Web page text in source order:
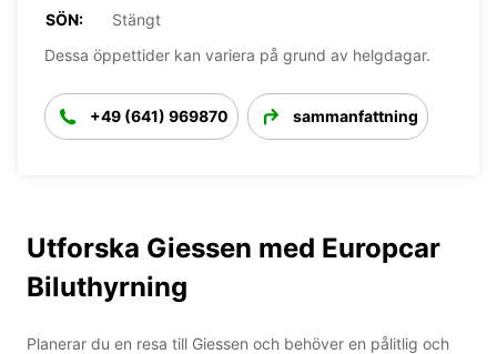
SÖN:
Stängt
Dessa öppettider kan variera på grund av helgdagar.
+49 (641) 969870 sammanfattning
Utforska Giessen med Europcar
Biluthyrning
Planerar du en resa till Giessen och behöver en pålitlig och